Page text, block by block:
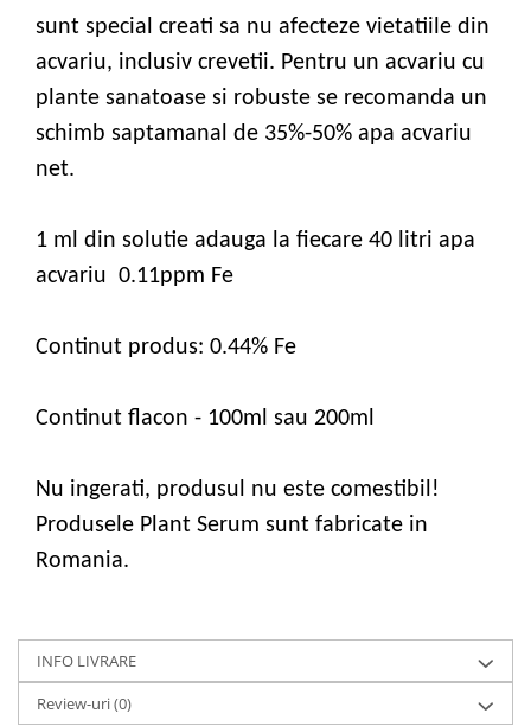
sunt special creati sa nu afecteze vietatiile din
acvariu, inclusiv crevetii. Pentru un acvariu cu
plante sanatoase si robuste se recomanda un
schimb saptamanal de 35%-50% apa acvariu
net.
1 ml din solutie adauga la fiecare 40 litri apa
acvariu 0.11ppm Fe
Continut produs: 0.44% Fe
Continut flacon - 100ml sau 200ml
Nu ingerati, produsul nu este comestibil!
Produsele Plant Serum sunt fabricate in
Romania.
INFO LIVRARE
Review-uri(0)